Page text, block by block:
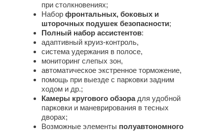
при столкновениях;
Набор фронтальных, боковых и
шторочных подушек безопасности;
Полный набор ассистентов:
адаптивный круиз‑контроль,
система удержания в полосе,
мониторинг слепых зон,
автоматическое экстренное торможение,
помощь при выезде с парковки задним
ходом и др.;
Камеры кругового обзора для удобной
парковки и маневрирования в тесных
дворах;
Возможные элементы полуавтономного